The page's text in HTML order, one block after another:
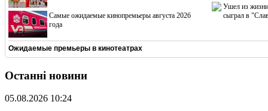
Cамые ожидаемые кинопремьеры августа 2026
года
Ушел из жизни
сыграл в
Ожидаемые премьеры в кинотеатрах
Останні новини
05.08.2026 10:24